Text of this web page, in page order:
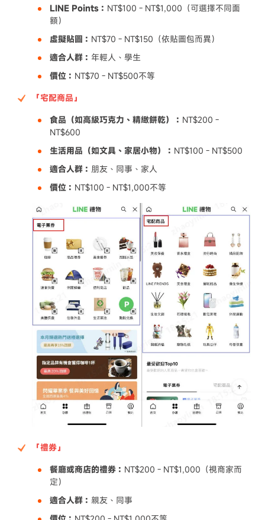
LINE Points： NT$100 - NT$1,000（可選擇不同面
額）
虛擬貼圖： NT$70 - NT$150（依貼圖包而異）
適合人群： 年輕人、學生
價位： NT$70 - NT$500不等
「宅配商品」
食品（如高級巧克力、精緻餅乾）： NT$200 -
NT$600
生活用品（如文具、家居小物）： NT$100 - NT$500
適合人群： 朋友、同事、家人
價位： NT$100 - NT$1,000不等
「禮券」
餐廳或商店的禮券： NT$200 - NT$1,000（視商家而
定）
適合人群： 親友、同事